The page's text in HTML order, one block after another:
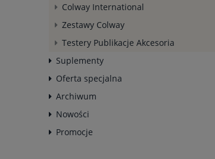
Colway International
Zestawy Colway
Testery Publikacje Akcesoria
Suplementy
Oferta specjalna
Archiwum
Nowości
Promocje